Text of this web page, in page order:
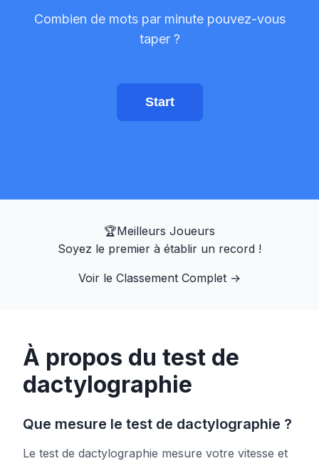
Entraîneur de visée
Recherche de symboles
Test de Teinte
Suivi d'Objets
Combien de mots par minute pouvez-vous
taper ?
Start
🏆Meilleurs Joueurs
Soyez le premier à établir un record !
Voir le Classement Complet →
À propos du test de
dactylographie
Que mesure le test de dactylographie ?
Le test de dactylographie mesure votre vitesse et